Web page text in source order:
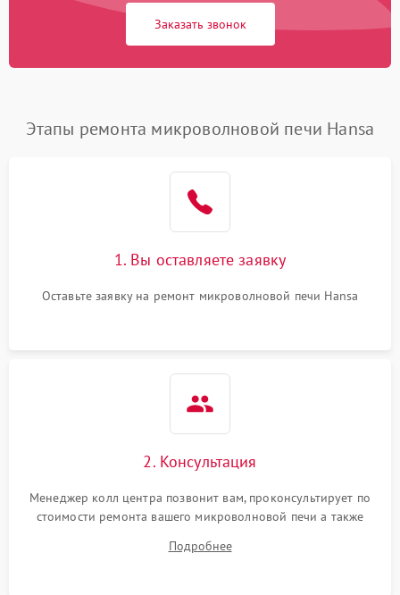
Заказать звонок
Этапы ремонта микроволновой печи Hansa
1. Вы оставляете заявку
Оставьте заявку на ремонт микроволновой печи Hansa
2. Консультация
Менеджер колл центра позвонит вам, проконсультирует по
стоимости ремонта вашего микроволновой печи а также
Подробнее